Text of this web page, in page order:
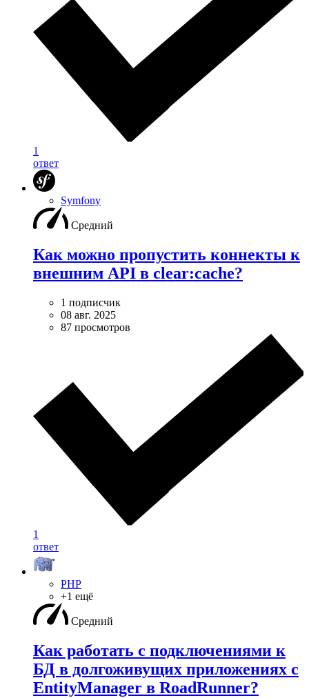
1
ответ
Symfony
Средний
Как можно пропустить коннекты к
внешним API в clear:cache?
1 подписчик
08 авг. 2025
87 просмотров
1
ответ
PHP
+1 ещё
Средний
Как работать с подключениями к
БД в долгоживущих приложениях с
EntityManager в RoadRunner?